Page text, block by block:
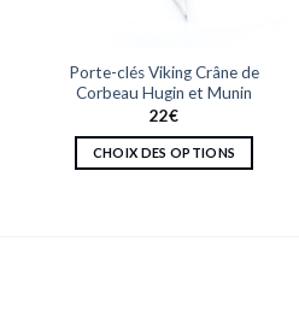
Porte-clés Viking Crâne de
Corbeau Hugin et Munin
22€
CHOIX DES OPTIONS